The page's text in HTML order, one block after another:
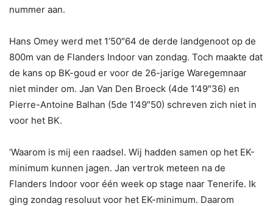
nummer aan.
Hans Omey werd met 1’50″64 de derde landgenoot op de
800m van de Flanders Indoor van zondag. Toch maakte dat
de kans op BK-goud er voor de 26-jarige Waregemnaar
niet minder om. Jan Van Den Broeck (4de 1’49″36) en
Pierre-Antoine Balhan (5de 1’49″50) schreven zich niet in
voor het BK.
‘Waarom is mij een raadsel. Wij hadden samen op het EK-
minimum kunnen jagen. Jan vertrok meteen na de
Flanders Indoor voor één week op stage naar Tenerife. Ik
ging zondag resoluut voor het EK-minimum. Daarom